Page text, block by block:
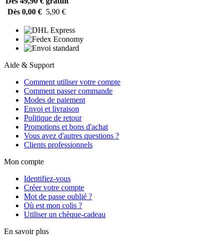
Dès 0,00 € 5,90 €
Aide & Support
Comment utiliser votre compte
Comment passer commande
Modes de paiement
Envoi et livraison
Politique de retour
Promotions et bons d'achat
Vous avez d'autres questions ?
Clients professionnels
Mon compte
Identifiez-vous
Créer votre compte
Mot de passe oublié ?
Où est mon colis ?
Utiliser un chèque-cadeau
En savoir plus